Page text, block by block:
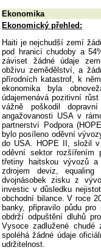
Ekonomika
Ekonomický přehled:
Haiti je nejchudší zemí
pod hranicí chudoby a
záviset žádné údaje
obživu zemědělství, a
přírodních katastrof, k
ekonomika byla
údajemenává pozitivní
vážně poškodil
angažovanosti USA v
partnerství Podpora
bylo posíleno oděvní
do USA. HOPE II, složil
oděvní sektor rozšířením
třetiny haitskou vývozů a
zdrojem deviz,
dvojnásobek zisku z
investic v důsledku
obchodní bilance. V roce
banky, připravilo půdu
obdrží odpuštění dluhů
Vysoce zadlužené chudé
spoléhá žádné údaje
udržitelnost.